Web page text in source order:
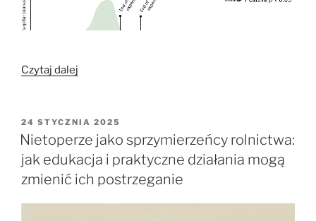
Czytaj dalej
jako
kluczowi
obrońcy
roślin:
Regulacja
stawonogów
OPUBLIKOWANE
W
24 STYCZNIA 2025
Nietoperze jako sprzymierzeńcy rolnictwa:
jak edukacja i praktyczne działania mogą
zmienić ich postrzeganie